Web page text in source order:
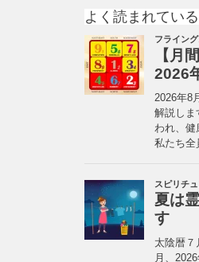
よく読まれてい